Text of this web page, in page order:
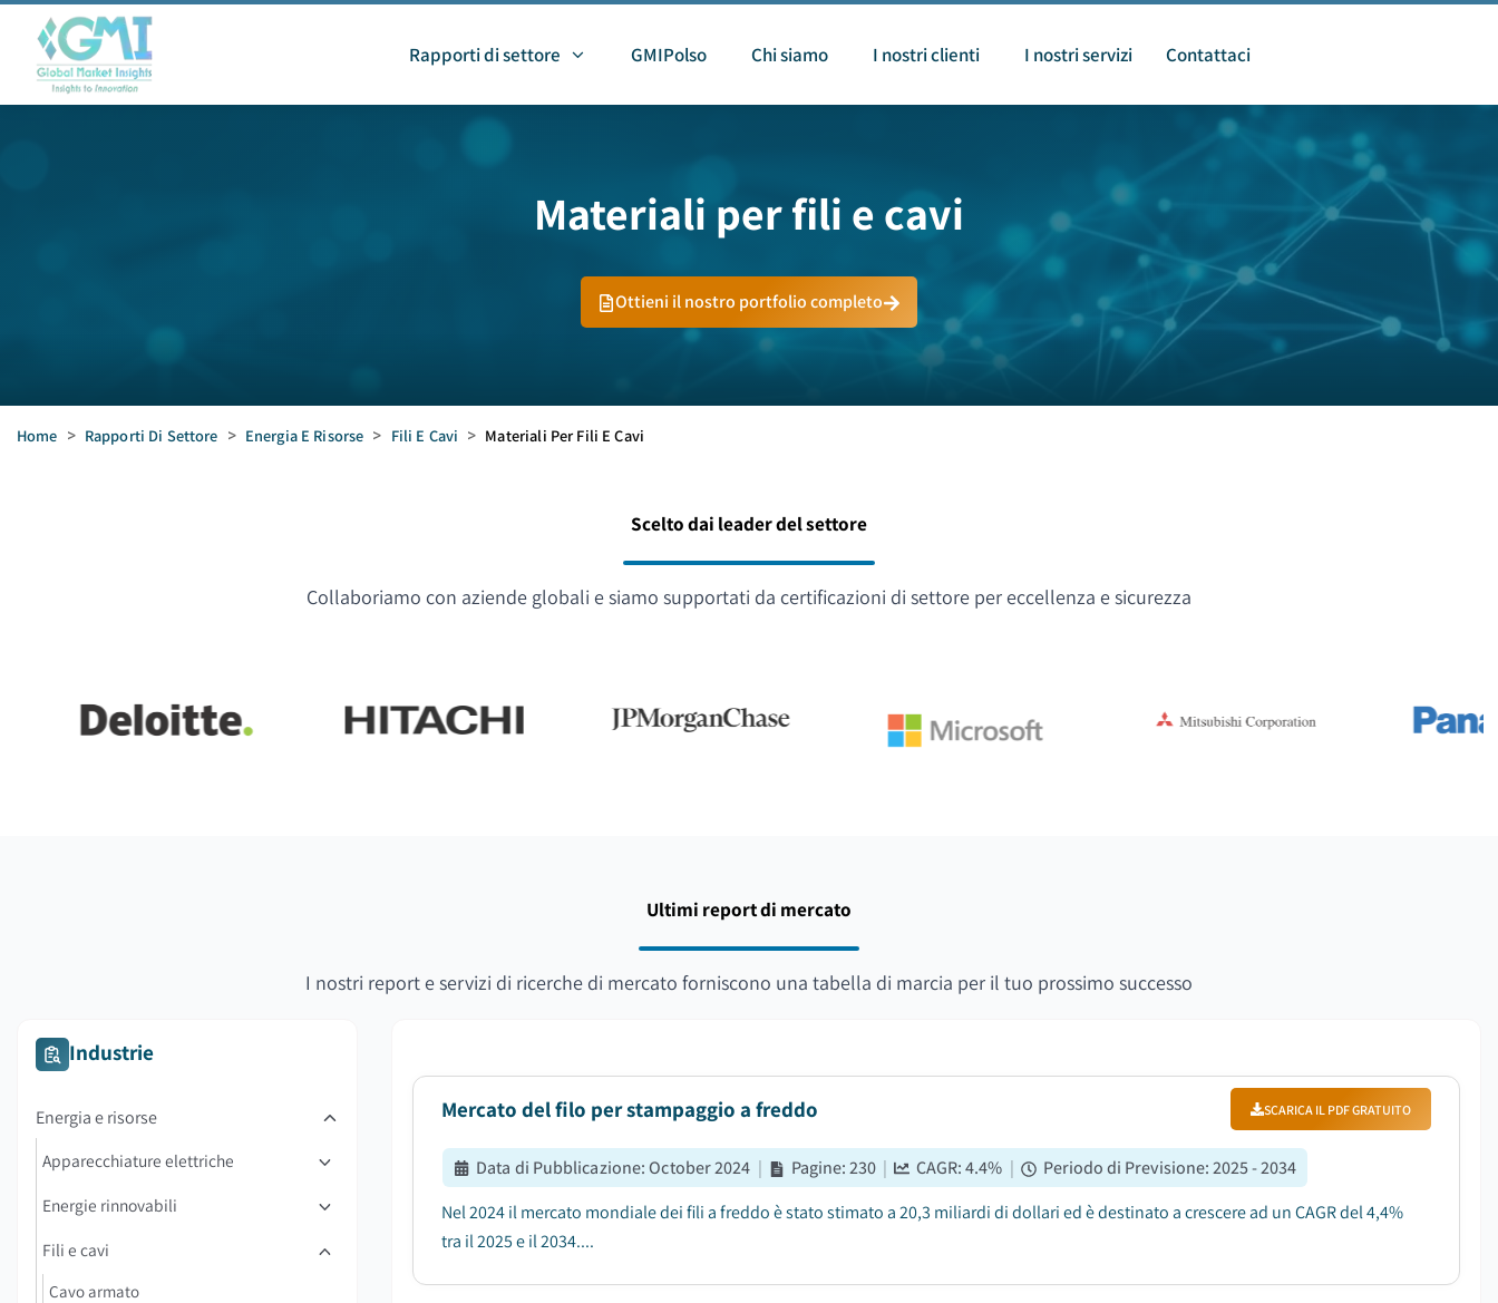
Rapporti di settore GMIPolso Chi siamo I nostri clienti I nostri servizi Contattaci
Materiali per fili e cavi
Ottieni il nostro portfolio completo
Home > Rapporti Di Settore > Energia E Risorse > Fili E Cavi > Materiali Per Fili E Cavi
Scelto dai leader del settore
Collaboriamo con aziende globali e siamo supportati da certificazioni di settore per eccellenza e sicurezza
Ultimi report di mercato
I nostri report e servizi di ricerche di mercato forniscono una tabella di marcia per il tuo prossimo successo
Industrie
Energia e risorse
Apparecchiature elettriche
Energie rinnovabili
Fili e cavi
Cavo armato
Mercato del filo per stampaggio a freddo SCARICA IL PDF GRATUITO
Data di Pubblicazione:October 2024 | Pagine:230 | CAGR:4.4% | Periodo di Previsione:2025 - 2034
Nel 2024 il mercato mondiale dei fili a freddo è stato stimato a 20,3 miliardi di dollari ed è destinato a crescere ad un CAGR del 4,4%
tra il 2025 e il 2034....